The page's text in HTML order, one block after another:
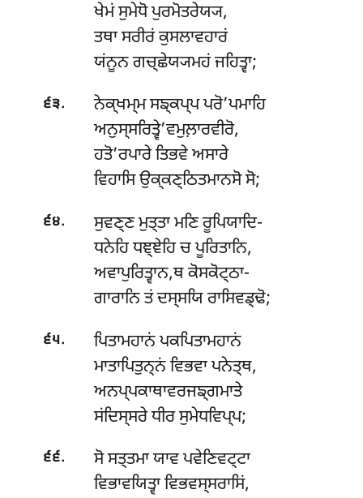
ਖੇਮਂ ਸੁਮੇਧੋ ਪੁਰਮੋਤਰੇਯ੍ਯ,
ਤਥਾ ਸਰੀਰਂ ਕੁਸਲਾਵਹਾਰਂ
ਯਂਨੂਨ ਗਚ੍ਛੇਯ੍ਯਮਹਂ ਜਹਿਤ੍ਵਾ;
੬੩.
ਨੇਕ੍ਖਮ੍ਮ ਸਙ੍ਕਪ੍ਪ ਪਰੋ’ਪਮਾਹਿ
ਅਨੁਸ੍ਸਰਿਤ੍ਵੇ’ਵਮੁਲ਼ਾਰਵੀਰੋ,
ਹਤੋ’ਰਪਾਰੇ ਤਿਭਵੇ ਅਸਾਰੇ
ਵਿਹਾਸਿ ਉਕ੍ਕਣ੍ਠਿਤਮਾਨਸੋ ਸੋ;
੬੪.
ਸੁਵਣ੍ਣ ਮੁਤ੍ਤਾ ਮਣਿ ਰੂਪਿਯਾਦਿ-
ਧਨੇਹਿ ਧਞ੍ਞੇਹਿ ਚ ਪੂਰਿਤਾਨਿ,
ਅਵਾਪੁਰਿਤ੍ਵਾਨ,ਥ ਕੋਸਕੋਟ੍ਠਾ-
ਗਾਰਾਨਿ ਤਂ ਦਸ੍ਸਯਿ ਰਾਸਿਵਡ੍ਢੋ;
੬੫.
ਪਿਤਾਮਹਾਨਂ ਪਕਪਿਤਾਮਹਾਨਂ
ਮਾਤਾਪਿਤੁਨ੍ਨਂ ਵਿਭਵਾ ਪਨੇਤ੍ਥ,
ਅਨਪ੍ਪਕਾਥਾਵਰਜਙ੍ਗਮਾਤੇ
ਸਂਦਿਸ੍ਸਰੇ ਧੀਰ ਸੁਮੇਧਵਿਪ੍ਪ;
੬੬.
ਸੋ ਸਤ੍ਤਮਾ ਯਾਵ ਪਵੇਣਿਵਟ੍ਟਾ
ਵਿਭਾਵਯਿਤ੍ਵਾ ਵਿਭਵਸ੍ਸਰਾਸਿਂ,